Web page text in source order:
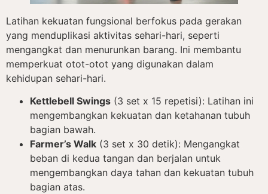
Latihan kekuatan fungsional berfokus pada gerakan
yang menduplikasi aktivitas sehari-hari, seperti
mengangkat dan menurunkan barang. Ini membantu
memperkuat otot-otot yang digunakan dalam
kehidupan sehari-hari.
Kettlebell Swings (3 set x 15 repetisi): Latihan ini
mengembangkan kekuatan dan ketahanan tubuh
bagian bawah.
Farmer’s Walk (3 set x 30 detik): Mengangkat
beban di kedua tangan dan berjalan untuk
mengembangkan daya tahan dan kekuatan tubuh
bagian atas.